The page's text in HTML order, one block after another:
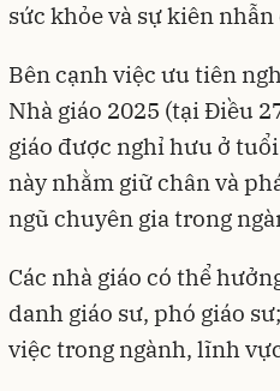
sức khỏe và sự kiên
Bên cạnh việc ưu tiên
Nhà giáo 2025 (tại Điều
giáo được nghỉ hưu ở
này nhằm giữ chân và
ngũ chuyên gia trong
Các nhà giáo có thể
danh giáo sư, phó giáo
việc trong ngành, lĩnh